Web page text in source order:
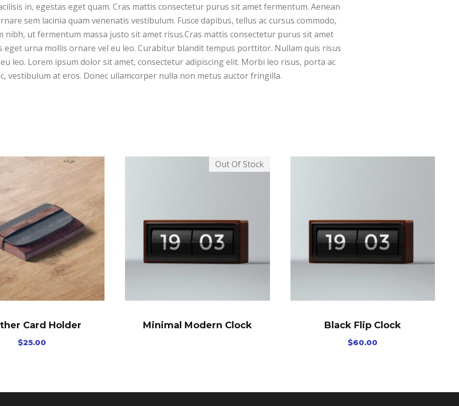
t
i
d
a
d
in, egestas eget quam. Cras mattis consectetur purus sit amet fermentum. Aenean
sem lacinia quam venenatis vestibulum. Fusce dapibus, tellus ac cursus commodo,
ut fermentum massa justo sit amet risus.Cras mattis consectetur purus sit amet
eget urna mollis ornare vel eu leo. Curabitur blandit tempus porttitor. Nullam quis risus
leo. Lorem ipsum dolor sit amet, consectetur adipiscing elit. Morbi leo risus, porta ac
vestibulum at eros. Donec ullamcorper nulla non metus auctor fringilla.
Card Holder
$25.00
Out Of Stock
Minimal Modern Clock Black Flip Clock
$60.00